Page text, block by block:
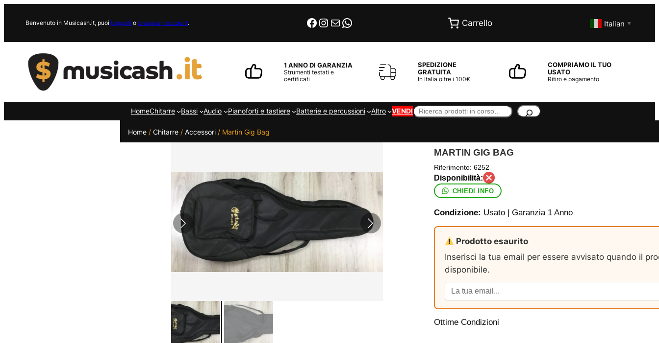
Benvenuto in Musicash.it, puoi loggarti o creare un account. Facebook
Instagram
EmailWhatsApp Carrello Italian ▼
1 ANNO DI GARANZIA
Strumenti testati e
certificati
SPEDIZIONE
GRATUITA
In Italia oltre i 100€
COMPRIAMO IL TUO
USATO
Ritiro e pagamento
HomeChitarre Bassi Audio Pianoforti e tastiere Batterie e percussioni Altro VENDICerca
Home/ Chitarre/ Accessori/ Martin Gig Bag
MARTIN GIG BAG
Riferimento: 6252
CHIEDI INFO
Condizione: Usato | Garanzia 1 Anno
Prodotto esaurito
Inserisci la tua email per essere avvisato quando il
disponibile.
Ottime Condizioni